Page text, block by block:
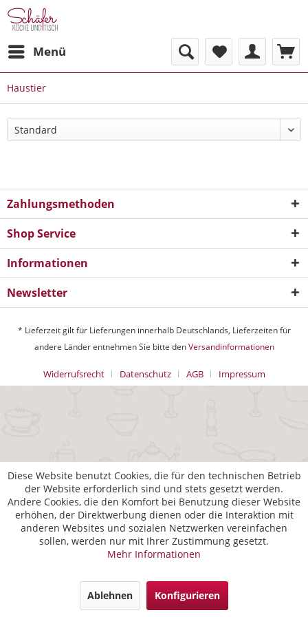
Menü
Haustier
Zahlungsmethoden
Shop Service
Informationen
Newsletter
* Lieferzeit gilt für Lieferungen innerhalb Deutschlands, Lieferzeiten für
andere Länder entnehmen Sie bitte denVersandinformationen
Widerrufsrecht Datenschutz AGB Impressum
Diese Website benutzt Cookies, die für den technischen Betrieb
der Website erforderlich sind und stets gesetzt werden.
Andere Cookies, die den Komfort bei Benutzung dieser Website
erhöhen, der Direktwerbung dienen oder die Interaktion mit
anderen Websites und sozialen Netzwerken vereinfachen
sollen, werden nur mit Ihrer Zustimmung gesetzt.
Mehr Informationen
Ablehnen Konfigurieren